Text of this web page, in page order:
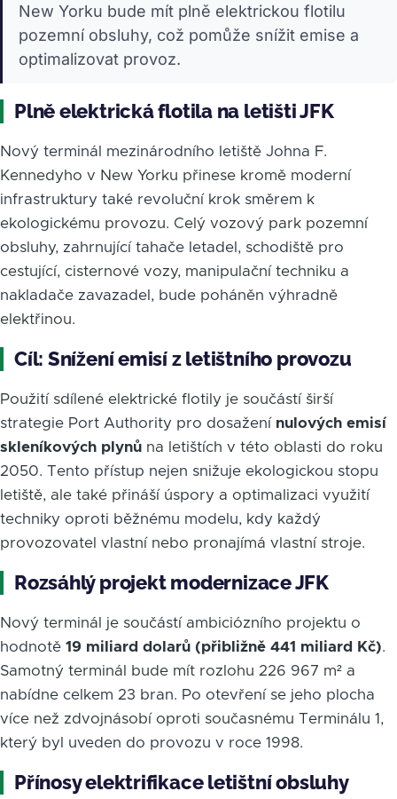
New Yorku bude mít plně elektrickou flotilu
pozemní obsluhy, což pomůže snížit emise a
optimalizovat provoz.
Plně elektrická flotila na letišti JFK
Nový terminál mezinárodního letiště Johna F.
Kennedyho v New Yorku přinese kromě moderní
infrastruktury také revoluční krok směrem k
ekologickému provozu. Celý vozový park pozemní
obsluhy, zahrnující tahače letadel, schodiště pro
cestující, cisternové vozy, manipulační techniku a
nakladače zavazadel, bude poháněn výhradně
elektřinou.
Cíl: Snížení emisí z letištního provozu
Použití sdílené elektrické flotily je součástí širší
strategie Port Authority pro dosažení nulových emisí
skleníkových plynů na letištích v této oblasti do roku
2050. Tento přístup nejen snižuje ekologickou stopu
letiště, ale také přináší úspory a optimalizaci využití
techniky oproti běžnému modelu, kdy každý
provozovatel vlastní nebo pronajímá vlastní stroje.
Rozsáhlý projekt modernizace JFK
Nový terminál je součástí ambiciózního projektu o
hodnotě 19 miliard dolarů (přibližně 441 miliard Kč).
Samotný terminál bude mít rozlohu 226 967 m² a
nabídne celkem 23 bran. Po otevření se jeho plocha
více než zdvojnásobí oproti současnému Terminálu 1,
který byl uveden do provozu v roce 1998.
Přínosy elektrifikace letištní obsluhy